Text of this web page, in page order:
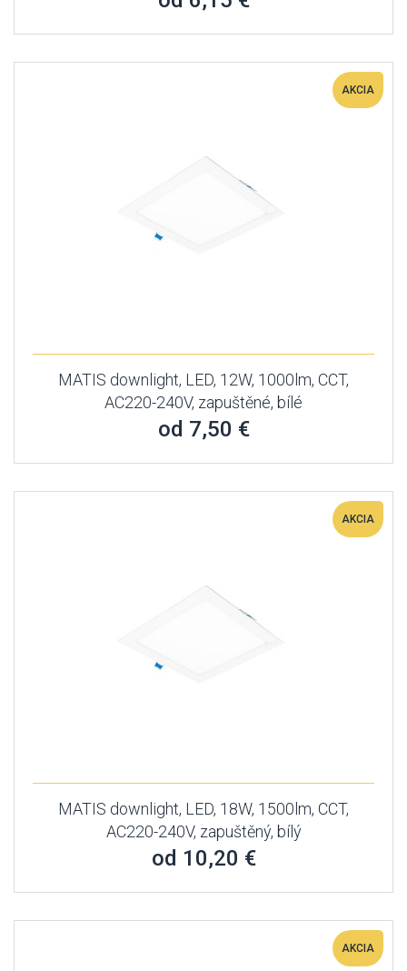
AKCIA
MATIS downlight, LED, 12W, 1000lm, CCT,
AC220-240V, zapuštěné, bílé
od 7,50 €
AKCIA
MATIS downlight, LED, 18W, 1500lm, CCT,
AC220-240V, zapuštěný, bílý
od 10,20 €
AKCIA